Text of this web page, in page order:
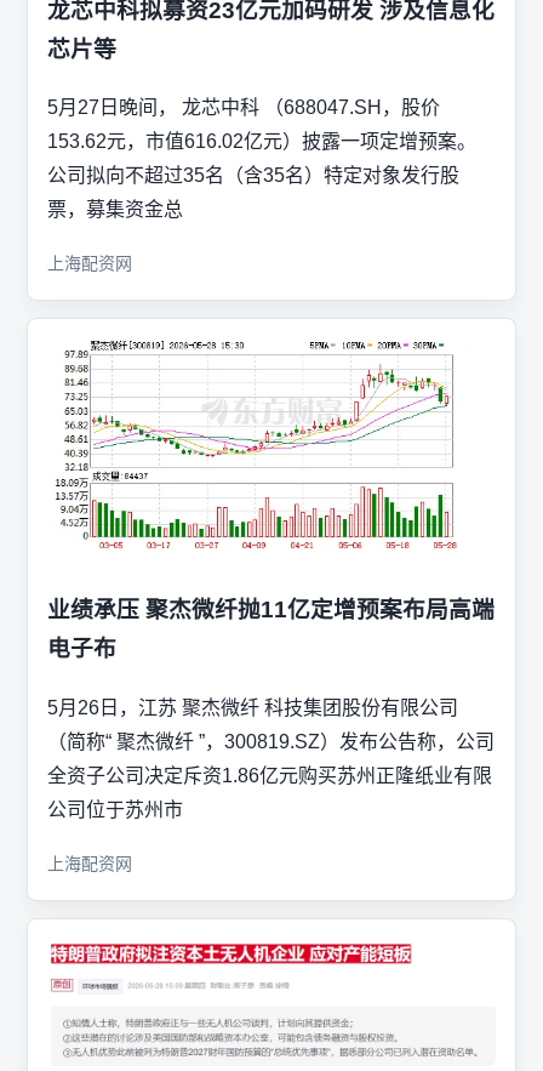
龙芯中科拟募资23亿元加码研发 涉及信息化
芯片等
5月27日晚间， 龙芯中科 （688047.SH，股价
153.62元，市值616.02亿元）披露一项定增预案。
公司拟向不超过35名（含35名）特定对象发行股
票，募集资金总
上海配资网
业绩承压 聚杰微纤抛11亿定增预案布局高端
电子布
5月26日，江苏 聚杰微纤 科技集团股份有限公司
（简称“ 聚杰微纤 ”，300819.SZ）发布公告称，公司
全资子公司决定斥资1.86亿元购买苏州正隆纸业有限
公司位于苏州市
上海配资网